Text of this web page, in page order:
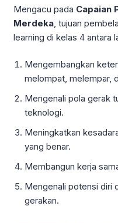
Mengacu pada Capaian
Merdeka, tujuan
learning di kelas 4 antara
Mengembangkan
melompat, melempar,
Mengenali pola gerak
teknologi.
Meningkatkan
yang benar.
Membangun kerja
Mengenali potensi diri
gerakan.